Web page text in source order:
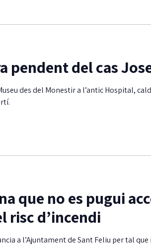
pendent del cas
des del Monestir a l’antic Hospital,
que no es pugui
risc d’incendi
a l’Ajuntament de Sant Feliu per tal